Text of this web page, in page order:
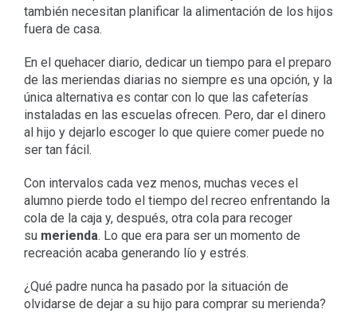
también necesitan planificar la alimentación de los hijos
fuera de casa.
En el quehacer diario, dedicar un tiempo para el preparo
de las meriendas diarias no siempre es una opción, y la
única alternativa es contar con lo que las cafeterías
instaladas en las escuelas ofrecen. Pero, dar el dinero
al hijo y dejarlo escoger lo que quiere comer puede no
ser tan fácil.
Con intervalos cada vez menos, muchas veces el
alumno pierde todo el tiempo del recreo enfrentando la
cola de la caja y, después, otra cola para recoger
su merienda. Lo que era para ser un momento de
recreación acaba generando lío y estrés.
¿Qué padre nunca ha pasado por la situación de
olvidarse de dejar a su hijo para comprar su merienda?